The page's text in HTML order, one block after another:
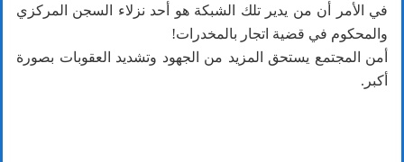
في الأمر أن من يدير تلك الشبكة هو أحد نزلاء السجن المركزي
والمحكوم في قضية اتجار بالمخدرات!
أمن المجتمع يستحق المزيد من الجهود وتشديد العقوبات بصورة
أكبر.